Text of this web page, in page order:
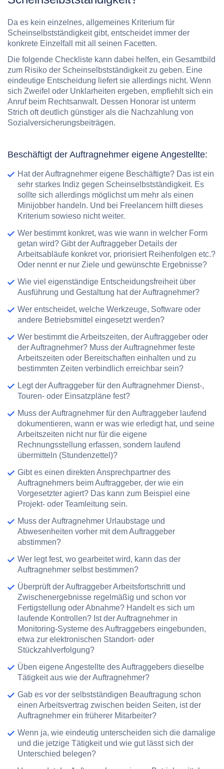
Da es kein einzelnes, allgemeines Kriterium für
Scheinselbstständigkeit gibt, entscheidet immer der
konkrete Einzelfall mit all seinen Facetten.
Die folgende Checkliste kann dabei helfen, ein Gesamtbild
zum Risiko der Scheinselbstständigkeit zu geben. Eine
eindeutige Entscheidung liefert sie allerdings nicht. Wenn
sich Zweifel oder Unklarheiten ergeben, empfiehlt sich ein
Anruf beim Rechtsanwalt. Dessen Honorar ist unterm
Strich oft deutlich günstiger als die Nachzahlung von
Sozialversicherungsbeiträgen.
Beschäftigt der Auftragnehmer eigene Angestellte:
Hat der Auftragnehmer eigene Beschäftigte? Das ist ein
sehr starkes Indiz gegen Scheinselbstständigkeit. Es
sollte sich allerdings möglichst um mehr als einen
Minijobber handeln. Und bei Freelancern hilft dieses
Kriterium sowieso nicht weiter.
Wer bestimmtkonkret, was wie wann in welcher Form
getan wird? Gibt der Auftraggeber Details der
Arbeitsabläufe konkret vor, priorisiert Reihenfolgen etc.?
Oder nennt er nur Ziele und gewünschte Ergebnisse?
Wie viel eigenständige Entscheidungsfreiheitüber
Ausführung und Gestaltung hat der Auftragnehmer?
Wer entscheidet, welche Werkzeuge, Software oder
andere Betriebsmittel eingesetzt werden?
Wer bestimmt die Arbeitszeiten, der Auftraggeber oder
der Auftragnehmer? Muss der Auftragnehmer feste
Arbeitszeiten oder Bereitschaften einhalten und zu
bestimmten Zeiten verbindlich erreichbar sein?
Legt der Auftraggeber für den Auftragnehmer Dienst-,
Touren- oder Einsatzpläne fest?
Muss der Auftragnehmer für den Auftraggeber laufend
dokumentieren, wann er was wie erledigt hat, und seine
Arbeitszeiten nicht nur für die eigene
Rechnungsstellung erfassen, sondern laufend
übermitteln (Stundenzettel )?
Gibt es einen direkten Ansprechpartner des
Auftragnehmers beim Auftraggeber, der wie ein
Vorgesetzter agiert? Das kann zum Beispiel eine
Projekt- oder Teamleitung sein.
Muss der Auftragnehmer Urlaubstage und
Abwesenheiten vorher mit dem Auftraggeber
abstimmen?
Wer legt fest, wo gearbeitet wird, kann das der
Auftragnehmer selbst bestimmen?
Überprüft der Auftraggeber Arbeitsfortschritt und
Zwischenergebnisse regelmäßig und schon vor
Fertigstellung oder Abnahme? Handelt es sich um
laufende Kontrollen? Ist der Auftragnehmer in
Monitoring-Systeme des Auftraggebers eingebunden,
etwa zur elektronischen Standort- oder
Stückzahlverfolgung?
Üben eigene Angestellte des Auftraggebers dieselbe
Tätigkeit aus wie der Auftragnehmer?
Gab es vor der selbstständigen Beauftragung schon
einen Arbeitsvertrag zwischen beiden Seiten, ist der
Auftragnehmer ein früherer Mitarbeiter?
Wenn ja, wie eindeutig unterscheiden sich die damalige
und die jetzige Tätigkeit und wie gut lässt sich der
Unterschied belegen?